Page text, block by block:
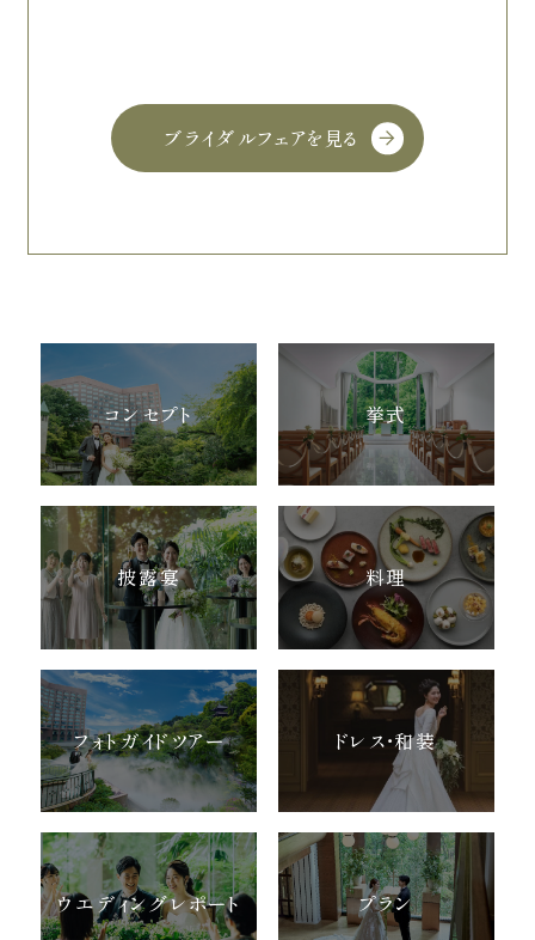
ブライダルフェアを見る
コンセプト 挙式
披露宴 料理
フォトガイドツアー ドレス・和装
ウエディングレポート プラン